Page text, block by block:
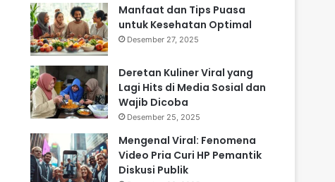
Manfaat dan Tips Puasa
untuk Kesehatan Optimal
Desember 27, 2025
Deretan Kuliner Viral yang
Lagi Hits di Media Sosial dan
Wajib Dicoba
Desember 25, 2025
Mengenal Viral: Fenomena
Video Pria Curi HP Pemantik
Diskusi Publik